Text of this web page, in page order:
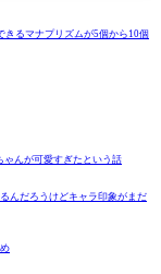
きるマナプリズムが5個から10個
ゃんが可愛すぎたという話
んだろうけどキャラ印象がまだ